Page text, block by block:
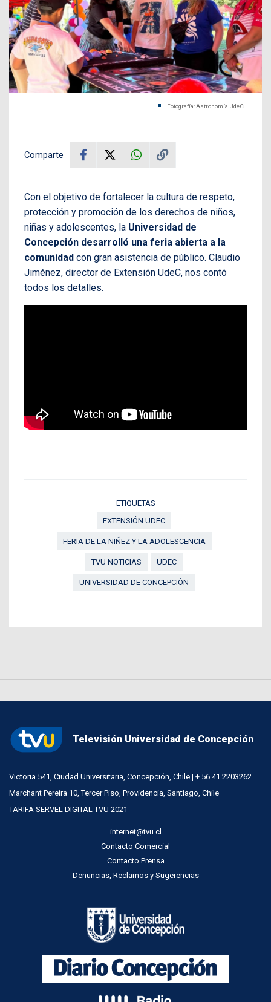
Fotografía: Astronomía UdeC
Comparte
Con el objetivo de fortalecer la cultura de respeto,
protección y promoción de los derechos de niños,
niñas y adolescentes, la Universidad de
Concepción desarrolló una feria abierta a la
comunidad con gran asistencia de público. Claudio
Jiménez, director de Extensión UdeC, nos contó
todos los detalles.
ETIQUETAS
EXTENSIÓN UDEC
FERIA DE LA NIÑEZ Y LA ADOLESCENCIA
TVU NOTICIAS UDEC
UNIVERSIDAD DE CONCEPCIÓN
Televisión Universidad de Concepción
Victoria 541, Ciudad Universitaria, Concepción, Chile | + 56 41 2203262
Marchant Pereira 10, Tercer Piso, Providencia, Santiago, Chile
TARIFA SERVEL DIGITAL TVU 2021
internet@tvu.cl
Contacto Comercial
Contacto Prensa
Denuncias, Reclamos y Sugerencias